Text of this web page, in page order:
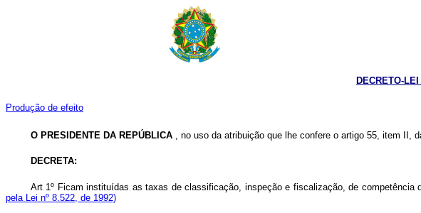
DECRETO-
Produção de efeito
O PRESIDENTE DA REPÚBLICA , no uso da atribuição que lhe confere o artigo 55, item II,
DECRETA:
Art 1º Ficam instituídas as taxas de classificação, inspeção e fiscalização, de
pela Lei nº 8.522, de 1992)